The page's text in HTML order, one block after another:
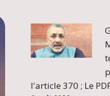
l'article 370 ; Le